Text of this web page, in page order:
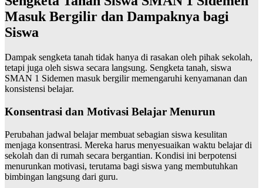
Masuk Bergilir dan Dampaknya bagi
Siswa
Dampak sengketa tanah tidak hanya di rasakan oleh pihak sekolah,
tetapi juga oleh siswa secara langsung. Sengketa tanah, siswa
SMAN 1 Sidemen masuk bergilir memengaruhi kenyamanan dan
konsistensi belajar.
Konsentrasi dan Motivasi Belajar Menurun
Perubahan jadwal belajar membuat sebagian siswa kesulitan
menjaga konsentrasi. Mereka harus menyesuaikan waktu belajar di
sekolah dan di rumah secara bergantian. Kondisi ini berpotensi
menurunkan motivasi, terutama bagi siswa yang membutuhkan
bimbingan langsung dari guru.